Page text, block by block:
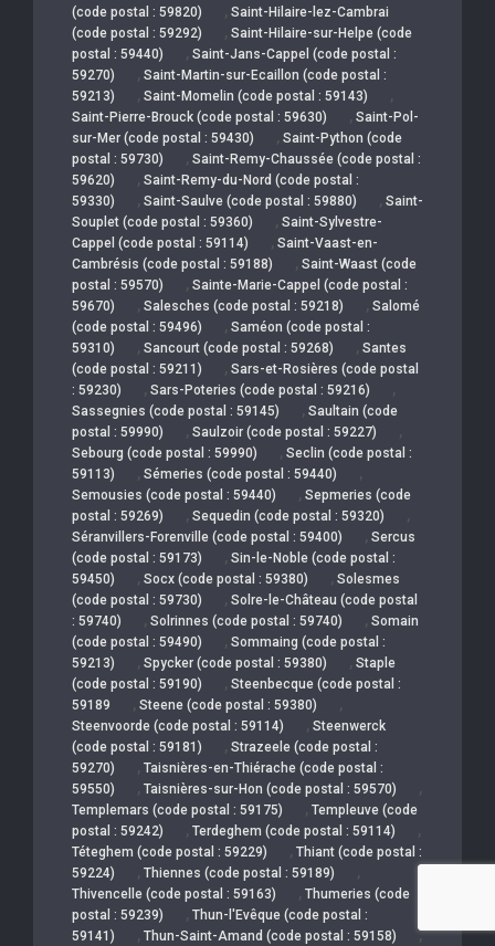
(code postal : 59820)
, Saint-Hilaire-lez-Cambrai
(code postal : 59292)
, Saint-Hilaire-sur-Helpe (code
postal : 59440)
, Saint-Jans-Cappel (code postal :
59270)
, Saint-Martin-sur-Ecaillon (code postal :
59213)
, Saint-Momelin (code postal : 59143) ,
Saint-Pierre-Brouck (code postal : 59630) , Saint-Pol-
sur-Mer (code postal : 59430)
, Saint-Python (code
postal : 59730)
, Saint-Remy-Chaussée (code postal :
59620)
, Saint-Remy-du-Nord (code postal :
59330)
, Saint-Saulve (code postal : 59880) , Saint-
Souplet (code postal : 59360)
, Saint-Sylvestre-
Cappel (code postal : 59114)
, Saint-Vaast-en-
Cambrésis (code postal : 59188)
, Saint-Waast (code
postal : 59570)
, Sainte-Marie-Cappel (code postal :
59670)
, Salesches (code postal : 59218) , Salomé
(code postal : 59496)
, Saméon (code postal :
59310)
, Sancourt (code postal : 59268) , Santes
(code postal : 59211)
, Sars-et-Rosières (code postal
: 59230)
, Sars-Poteries (code postal : 59216) ,
Sassegnies (code postal : 59145) , Saultain (code
postal : 59990)
, Saulzoir (code postal : 59227) ,
Sebourg (code postal : 59990) , Seclin (code postal :
59113)
, Sémeries (code postal : 59440) ,
Semousies (code postal : 59440) , Sepmeries (code
postal : 59269)
, Sequedin (code postal : 59320) ,
Séranvillers-Forenville (code postal : 59400) , Sercus
(code postal : 59173)
, Sin-le-Noble (code postal :
59450)
, Socx (code postal : 59380) , Solesmes
(code postal : 59730)
, Solre-le-Château (code postal
: 59740)
, Solrinnes (code postal : 59740) , Somain
(code postal : 59490)
, Sommaing (code postal :
59213)
, Spycker (code postal : 59380) , Staple
(code postal : 59190)
, Steenbecque (code postal :
59189
, Steene (code postal : 59380) ,
Steenvoorde (code postal : 59114) , Steenwerck
(code postal : 59181)
, Strazeele (code postal :
59270)
, Taisnières-en-Thiérache (code postal :
59550)
, Taisnières-sur-Hon (code postal : 59570) ,
Templemars (code postal : 59175) , Templeuve (code
postal : 59242)
, Terdeghem (code postal : 59114) ,
Téteghem (code postal : 59229) , Thiant (code postal :
59224)
, Thiennes (code postal : 59189) ,
Thivencelle (code postal : 59163) , Thumeries (code
postal : 59239)
, Thun-l'Evêque (code postal :
59141)
, Thun-Saint-Amand (code postal : 59158) ,